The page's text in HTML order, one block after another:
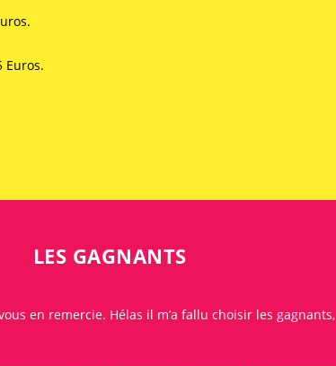
Euros.
LES GAGNANTS
en remercie. Hélas il m’a fallu choisir les